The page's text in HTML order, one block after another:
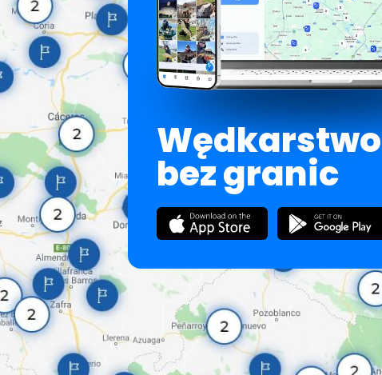
Wędkarstwo
bez granic